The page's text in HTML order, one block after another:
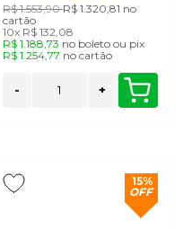
R$ 1.553,90R$ 1.320,81 no
cartão
10x R$ 132,08
R$ 1.188,73 no boleto ou pix
R$ 1.254,77 nocartão
- +
15%
OFF